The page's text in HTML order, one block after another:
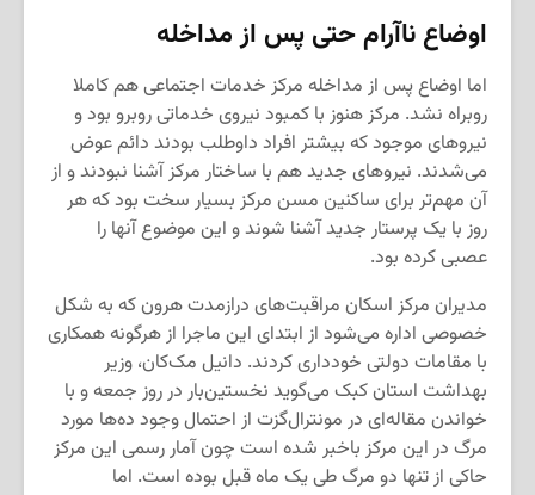
اوضاع ناآرام حتی پس از مداخله
اما اوضاع پس از مداخله مرکز خدمات اجتماعی هم کاملا
روبراه نشد. مرکز هنوز با کمبود نیروی خدماتی روبرو بود و
نیروهای موجود که بیشتر افراد داوطلب بودند دائم عوض
می‌شدند. نیروهای جدید هم با ساختار مرکز آشنا نبودند و از
آن مهم‌تر برای ساکنین مسن مرکز بسیار سخت بود که هر
روز با یک پرستار جدید آشنا شوند و این موضوع آنها را
عصبی کرده بود.
مدیران مرکز اسکان مراقبت‌های درازمدت هرون که به شکل
خصوصی اداره می‌شود از ابتدای این ماجرا از هرگونه همکاری
با مقامات دولتی خودداری کردند. دانیل مک‌کان، وزیر
بهداشت استان کبک می‌گوید نخستین‌بار در روز جمعه و با
خواندن مقاله‌ای در مونترال‌گزت از احتمال وجود ده‌ها مورد
مرگ در این مرکز باخبر شده است چون آمار رسمی این مرکز
حاکی از تنها دو مرگ طی یک ماه قبل بوده است. اما